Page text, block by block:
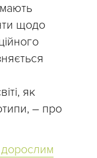
щодо
як
– про
дорослим